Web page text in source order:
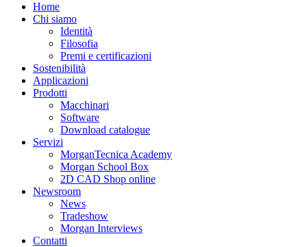
Home
Chi siamo
Identità
Filosofia
Premi e certificazioni
Sostenibilità
Applicazioni
Prodotti
Macchinari
Software
Download catalogue
Servizi
MorganTecnica Academy
Morgan School Box
2D CAD Shop online
Newsroom
News
Tradeshow
Morgan Interviews
Contatti